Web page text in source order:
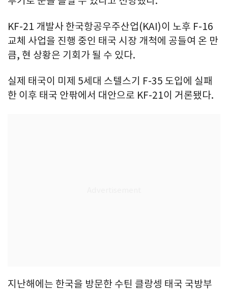
KF-21 개발사 한국항공우주산업(KAI)이 노후 F-16
교체 사업을 진행 중인 태국 시장 개척에 공들여 온 만
큼, 현 상황은 기회가 될 수 있다.
실제 태국이 미제 5세대 스텔스기 F-35 도입에 실패
한 이후 태국 안팎에서 대안으로 KF-21이 거론됐다.
지난해에는 한국을 방문한 수틴 클랑셍 태국 국방부